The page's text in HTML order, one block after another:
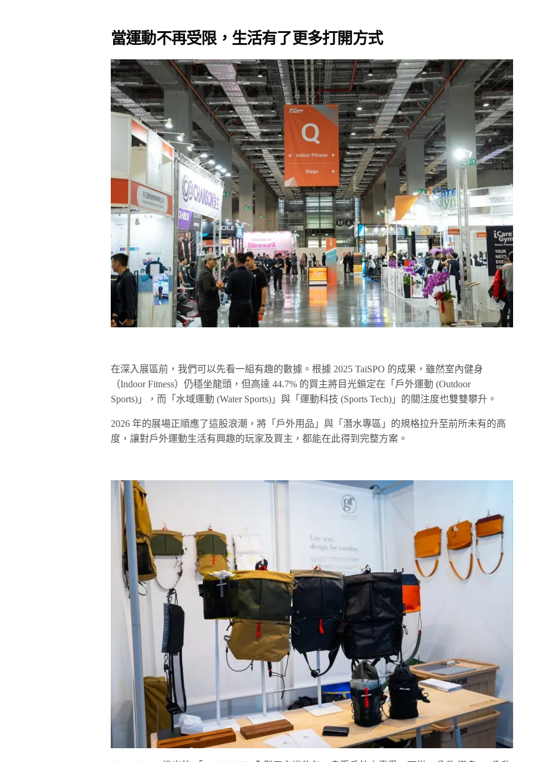
當運動不再受限，生活有了更多打開方式
在深入展區前，我們可以先看一組有趣的數據。根據 2025 TaiSPO 的成果，雖然室內健身
（Indoor Fitness）仍穩坐龍頭，但高達 44.7% 的買主將目光鎖定在「戶外運動 (Outdoor
Sports)」，而「水域運動 (Water Sports)」與「運動科技 (Sports Tech)」的關注度也雙雙攀升。
2026 年的展場正順應了這股浪潮，將「戶外用品」與「潛水專區」的規格拉升至前所未有的高
度，讓對戶外運動生活有興趣的玩家及買主，都能在此得到完整方案。